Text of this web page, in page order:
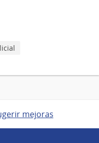
mejoras